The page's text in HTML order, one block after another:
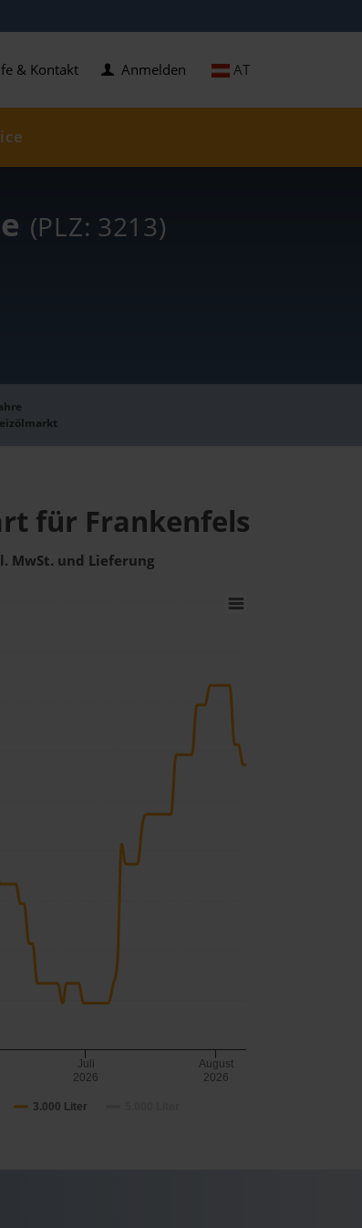
AT
& Kontakt Anmelden
(PLZ: 3213)
für Frankenfels
MwSt. und Lieferung
3.000 Liter
Juli
2026
August
2026